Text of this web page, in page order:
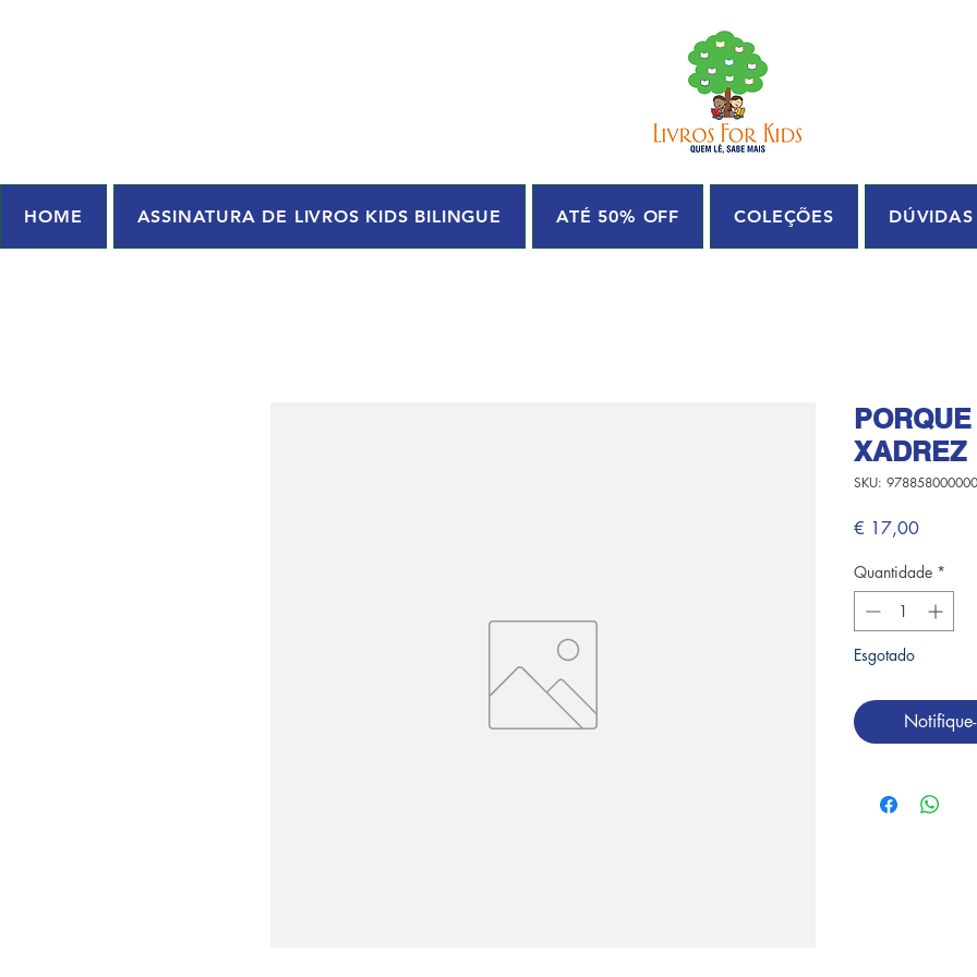
HOME ASSINATURA DE LIVROS KIDS BILINGUE ATÉ 50% OFF COLEÇÕES DÚVIDAS
XADREZ
SKU:
€ 17,00Preço
Quantidade *
Esgotado